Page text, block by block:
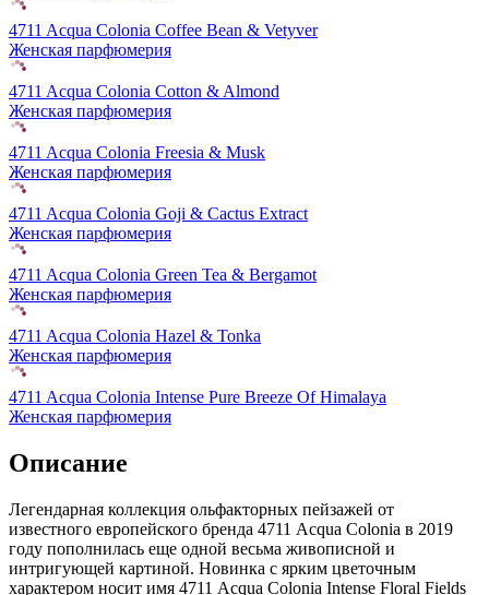
4711 Acqua Colonia Coffee Bean & Vetyver
Женская парфюмерия
4711 Acqua Colonia Cotton & Almond
Женская парфюмерия
4711 Acqua Colonia Freesia & Musk
Женская парфюмерия
4711 Acqua Colonia Goji & Cactus Extract
Женская парфюмерия
4711 Acqua Colonia Green Tea & Bergamot
Женская парфюмерия
4711 Acqua Colonia Hazel & Tonka
Женская парфюмерия
4711 Acqua Colonia Intense Pure Breeze Of Himalaya
Женская парфюмерия
Описание
Легендарная коллекция ольфакторных пейзажей от
известного европейского бренда 4711 Acqua Colonia в 2019
году пополнилась еще одной весьма живописной и
интригующей картиной. Новинка с ярким цветочным
характером носит имя 4711 Acqua Colonia Intense Floral Fields